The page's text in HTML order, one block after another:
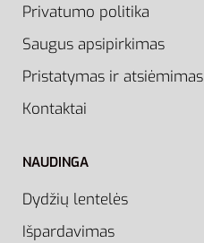
Privatumo politika
Saugus apsipirkimas
Pristatymas ir atsiėmimas
Kontaktai
NAUDINGA
Dydžių lentelės
Išpardavimas